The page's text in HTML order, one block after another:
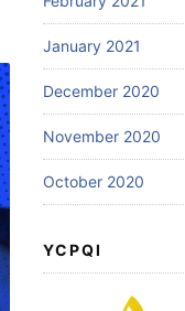
January 2021
December 2020
November 2020
October 2020
YCPQI